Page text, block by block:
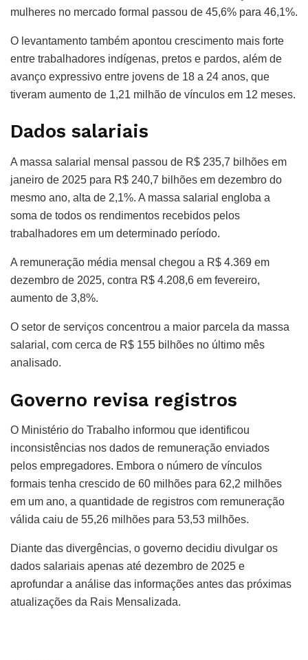
mulheres no mercado formal passou de 45,6% para 46,1%.
O levantamento também apontou crescimento mais forte
entre trabalhadores indígenas, pretos e pardos, além de
avanço expressivo entre jovens de 18 a 24 anos, que
tiveram aumento de 1,21 milhão de vínculos em 12 meses.
Dados salariais
A massa salarial mensal passou de R$ 235,7 bilhões em
janeiro de 2025 para R$ 240,7 bilhões em dezembro do
mesmo ano, alta de 2,1%. A massa salarial engloba a
soma de todos os rendimentos recebidos pelos
trabalhadores em um determinado período.
A remuneração média mensal chegou a R$ 4.369 em
dezembro de 2025, contra R$ 4.208,6 em fevereiro,
aumento de 3,8%.
O setor de serviços concentrou a maior parcela da massa
salarial, com cerca de R$ 155 bilhões no último mês
analisado.
Governo revisa registros
O Ministério do Trabalho informou que identificou
inconsistências nos dados de remuneração enviados
pelos empregadores. Embora o número de vínculos
formais tenha crescido de 60 milhões para 62,2 milhões
em um ano, a quantidade de registros com remuneração
válida caiu de 55,26 milhões para 53,53 milhões.
Diante das divergências, o governo decidiu divulgar os
dados salariais apenas até dezembro de 2025 e
aprofundar a análise das informações antes das próximas
atualizações da Rais Mensalizada.